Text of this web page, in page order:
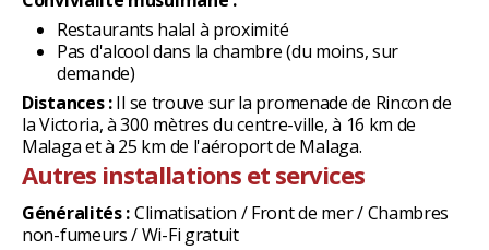
Restaurants halal à proximité
Pas d'alcool dans la chambre (du moins, sur
demande)
Distances :Il se trouve sur la promenade de Rincon de
la Victoria, à 300 mètres du centre-ville, à 16 km de
Malaga et à 25 km de l'aéroport de Malaga.
Autres installations et services
Généralités :Climatisation / Front de mer / Chambres
non-fumeurs / Wi-Fi gratuit